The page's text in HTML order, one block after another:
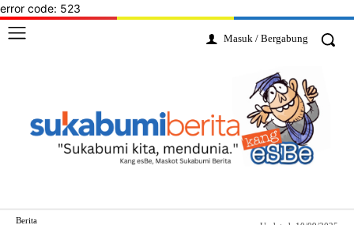
error code: 523
Masuk / Bergabung
Berita